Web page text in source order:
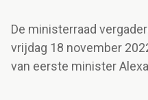
De ministerraad
vrijdag 18 november
van eerste minister